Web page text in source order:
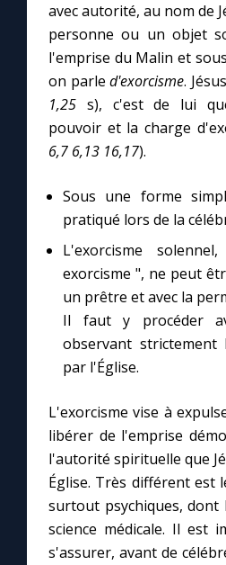
Une Minute avec Marie
Une neuvaine
À la une
Chapelet pour le monde
Contact
Faire un don
Marie de Nazareth
avec autorité, au nom de
personne ou un objet
l'emprise du Malin et
on parled'exorcisme.
1,25 s), c'est de lui
pouvoir et la charge
6,7 6,13 16,17).
Sous une forme
pratiqué lors de la
L'exorcisme
exorcisme ", ne peut
un prêtre et avec la
Il faut y procéder
observant strictement
par l'Église.
L'exorcisme vise à
libérer de l'emprise
l'autorité spirituelle que
Église. Très différent est
surtout psychiques, dont
science médicale. Il est
s'assurer, avant de